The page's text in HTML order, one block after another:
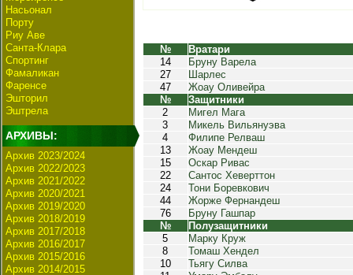
Насьонал
Порту
Риу Аве
Санта-Клара
Спортинг
Фамаликан
Фаренсе
Эшторил
Эштрела
АРХИВЫ:
Архив 2023/2024
Архив 2022/2023
Архив 2021/2022
Архив 2020/2021
Архив 2019/2020
Архив 2018/2019
Архив 2017/2018
Архив 2016/2017
Архив 2015/2016
Архив 2014/2015
№
Вратари
14
Бруну Варела
27
Шарлес
47
Жоау Оливейра
№
Защитники
2
Мигел Мага
3
Микель Вильянуэва
4
Филипе Релваш
13
Жоау Мендеш
15
Оскар Ривас
22
Сантос Хеверттон
24
Тони Боревкович
44
Жорже Фернандеш
76
Бруну Гашпар
№
Полузащитники
5
Марку Круж
8
Томаш Хендел
10
Тьягу Силва